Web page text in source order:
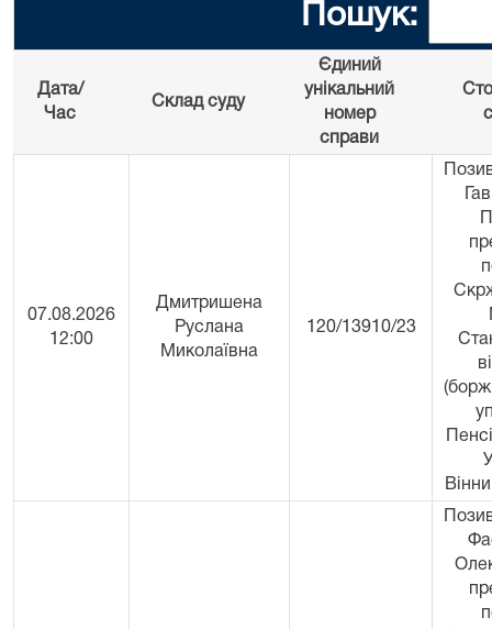
Пошук:
Дата/
Час
Склад суду
Єдиний
унікальний
номер
справи
07.08.2026
12:00
Дмитришена
Руслана
Миколаївна
120/13910/23